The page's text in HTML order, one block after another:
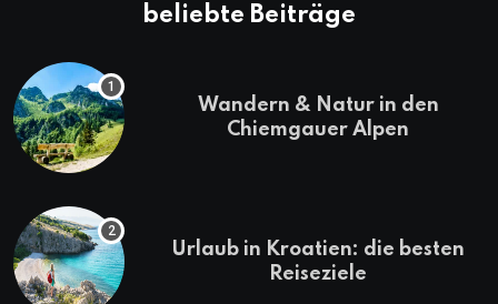
beliebte Beiträge
Wandern & Natur in den
Chiemgauer Alpen
Urlaub in Kroatien: die besten
Reiseziele